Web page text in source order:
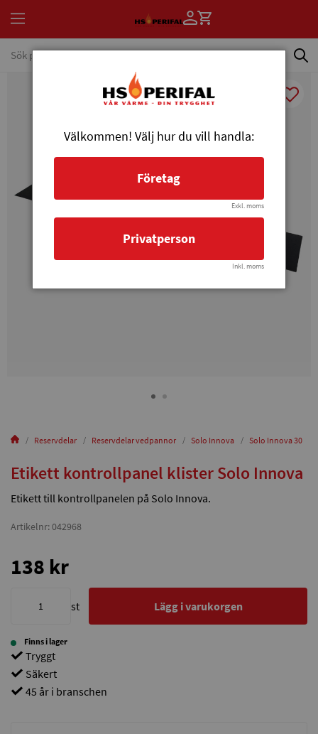
Reservdelar Reservdelar vedpannor Solo Innova Solo Innova 30
Etikett kontrollpanel klister Solo Innova
Etikett till kontrollpanelen på Solo Innova.
Artikelnr: 042968
138 kr
st Lägg i varukorgen
Finns i lager
Tryggt
Säkert
45 år i branschen
Välkommen! Välj hur du vill handla:
Företag
Exkl. moms
Privatperson
Inkl. moms